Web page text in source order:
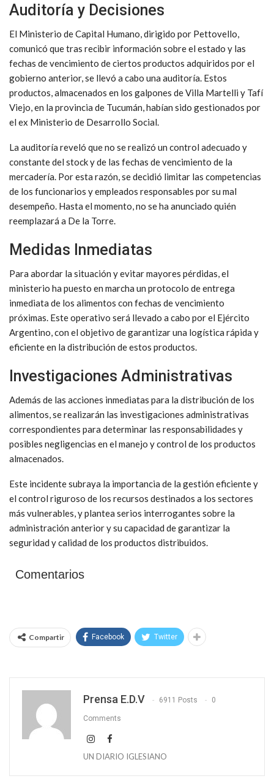
Auditoría y Decisiones
El Ministerio de Capital Humano, dirigido por Pettovello,
comunicó que tras recibir información sobre el estado y las
fechas de vencimiento de ciertos productos adquiridos por el
gobierno anterior, se llevó a cabo una auditoría. Estos
productos, almacenados en los galpones de Villa Martelli y Tafí
Viejo, en la provincia de Tucumán, habían sido gestionados por
el ex Ministerio de Desarrollo Social.
La auditoría reveló que no se realizó un control adecuado y
constante del stock y de las fechas de vencimiento de la
mercadería. Por esta razón, se decidió limitar las competencias
de los funcionarios y empleados responsables por su mal
desempeño. Hasta el momento, no se ha anunciado quién
reemplazará a De la Torre.
Medidas Inmediatas
Para abordar la situación y evitar mayores pérdidas, el
ministerio ha puesto en marcha un protocolo de entrega
inmediata de los alimentos con fechas de vencimiento
próximas. Este operativo será llevado a cabo por el Ejército
Argentino, con el objetivo de garantizar una logística rápida y
eficiente en la distribución de estos productos.
Investigaciones Administrativas
Además de las acciones inmediatas para la distribución de los
alimentos, se realizarán las investigaciones administrativas
correspondientes para determinar las responsabilidades y
posibles negligencias en el manejo y control de los productos
almacenados.
Este incidente subraya la importancia de la gestión eficiente y
el control riguroso de los recursos destinados a los sectores
más vulnerables, y plantea serios interrogantes sobre la
administración anterior y su capacidad de garantizar la
seguridad y calidad de los productos distribuidos.
Comentarios
Compartir Facebook Twitter
Prensa E.D.V 6911 Posts 0
Comments
UN DIARIO IGLESIANO